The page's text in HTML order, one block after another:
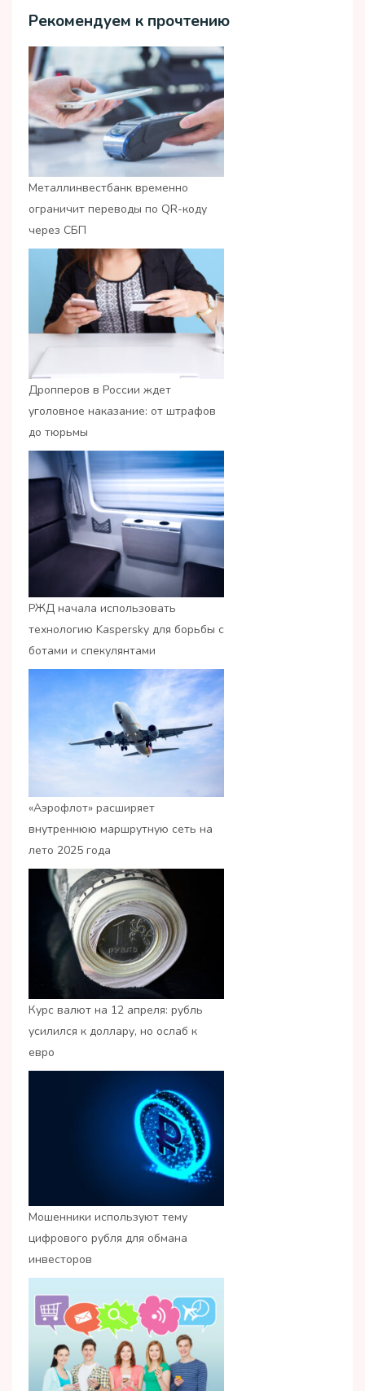
Рекомендуем к прочтению
Металлинвестбанк временно
ограничит переводы по QR-коду
через СБП
Дропперов в России ждет
уголовное наказание: от штрафов
до тюрьмы
РЖД начала использовать
технологию Kaspersky для борьбы с
ботами и спекулянтами
«Аэрофлот» расширяет
внутреннюю маршрутную сеть на
лето 2025 года
Курс валют на 12 апреля: рубль
усилился к доллару, но ослаб к
евро
Мошенники используют тему
цифрового рубля для обмана
инвесторов